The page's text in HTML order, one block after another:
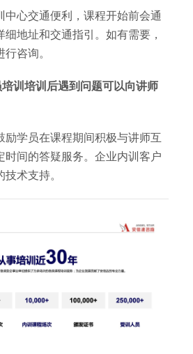
中心交通便利，课程开始前会通
地址和交通指引。如有需要，
咨询。
训培训后遇到问题可以向讲师
励学员在课程期间积极与讲师互
时间的答疑服务。企业内训客户
术支持。